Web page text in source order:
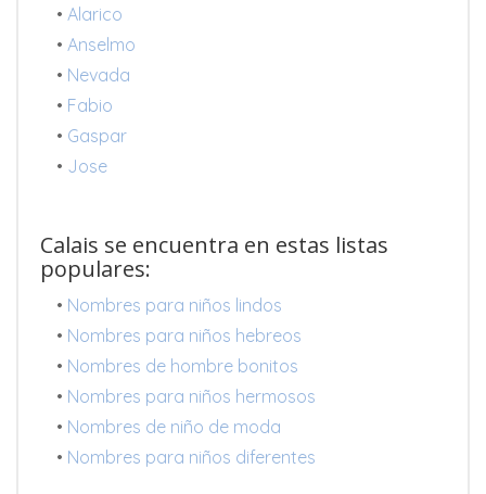
• Alarico
• Anselmo
• Nevada
• Fabio
• Gaspar
• Jose
Calais se encuentra en estas listas
populares:
• Nombres para niños lindos
• Nombres para niños hebreos
• Nombres de hombre bonitos
• Nombres para niños hermosos
• Nombres de niño de moda
• Nombres para niños diferentes